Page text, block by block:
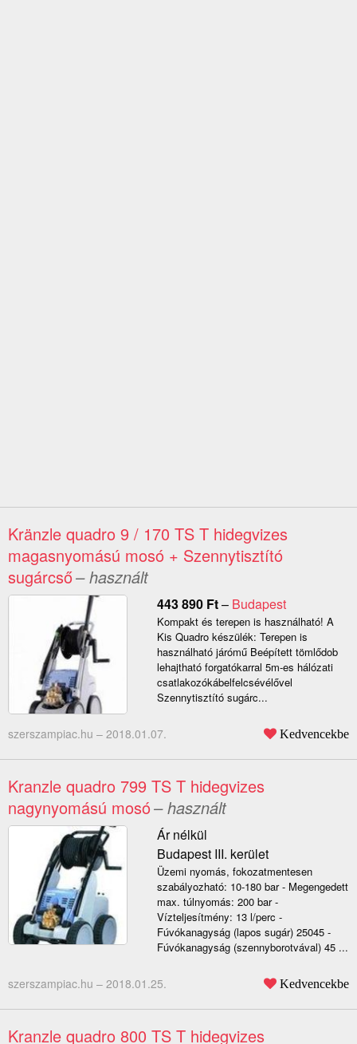
Kränzle quadro 9 / 170 TS T hidegvizes
magasnyomású mosó + Szennytisztító
sugárcső– használt
443 890 Ft– Budapest
Kompakt és terepen is használható! A
Kis Quadro készülék: Terepen is
használható járómű Beépített tömlődob
lehajtható forgatókarral 5m-es hálózati
csatlakozókábelfelcsévélővel
Szennytisztító sugárc...
szerszampiac.hu – 2018.01.07. Kedvencekbe
Kranzle quadro 799 TS T hidegvizes
nagynyomású mosó– használt
Ár nélkül
Budapest III. kerület
Üzemi nyomás, fokozatmentesen
szabályozható: 10-180 bar - Megengedett
max. túlnyomás: 200 bar -
Vízteljesítmény: 13 l/perc -
Fúvókanagyság (lapos sugár) 25045 -
Fúvókanagyság (szennyborotvával) 45 ...
szerszampiac.hu – 2018.01.25. Kedvencekbe
Kranzle quadro 800 TS T hidegvizes